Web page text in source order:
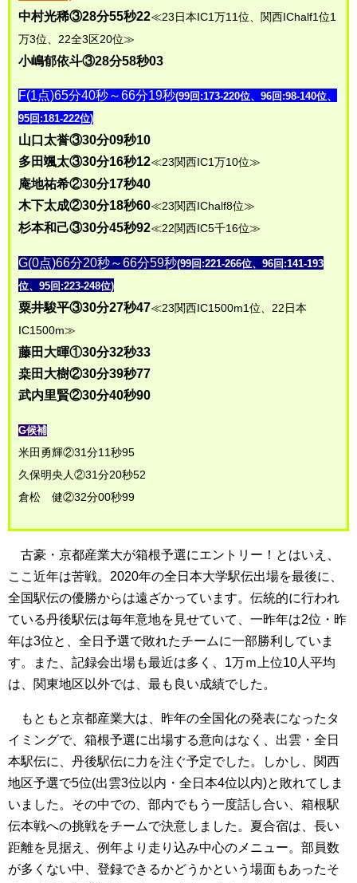
中村光稀③28分55秒22≪23日本IC1万11位、関西IChalf1位1
万3位、22全3区20位≫
小嶋郁依斗③28分58秒03
F(1点)65分40秒～66分19秒(99回:173-220位、96回:98-140位、
95回:181-222位)
山口太誉③30分09秒10
多田颯太③30分16秒12≪23関西IC1万10位≫
庵地祐希②30分17秒40
木下太成②30分18秒60≪23関西IChalf8位≫
杉本和己③30分45秒92≪22関西IC5千16位≫
G(0点)66分20秒～66分59秒(99回:221-266位、96回:141-193
位、95回:223-248位)
粟井駿平③30分27秒47≪23関西IC1500m1位、22日本
IC1500m≫
藤田大暉①30分32秒33
桒田大樹②30分39秒77
武内里賢②30分40秒90
G候補
米田勇輝②31分11秒95
久保明央人②31分20秒52
倉松 健②32分00秒99
古豪・京都産業大が箱根予選にエントリー！とはいえ、
ここ近年は苦戦。2020年の全日本大学駅伝出場を最後に、
全国駅伝の優勝からは遠ざかっています。伝統的に行われ
ている丹後駅伝は毎年意地を見せていて、一昨年は2位・昨
年は3位と、全日予選で敗れたチームに一部勝利していま
す。また、記録会出場も最近は多く、1万ｍ上位10人平均
は、関東地区以外では、最も良い成績でした。
もともと京都産業大は、昨年の全国化の発表になったタ
イミングで、箱根予選に出場する意向はなく、出雲・全日
本駅伝に、丹後駅伝に力を注ぐ予定でした。しかし、関西
地区予選で5位(出雲3位以内・全日本4位以内)と敗れてしま
いました。その中での、部内でもう一度話し合い、箱根駅
伝本戦への挑戦をチームで決意しました。夏合宿は、長い
距離を見据え、例年より走り込み中心のメニュー。部員数
が多くない中、登録できるかどうかという場面もあったそ